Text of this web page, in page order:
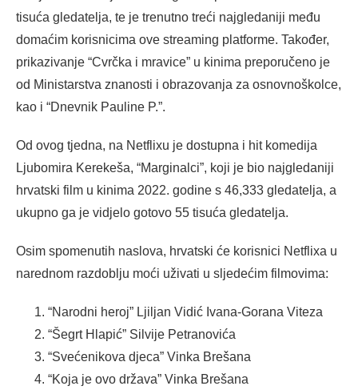
tisuća gledatelja, te je trenutno treći najgledaniji među
domaćim korisnicima ove streaming platforme. Također,
prikazivanje “Cvrčka i mravice” u kinima preporučeno je
od Ministarstva znanosti i obrazovanja za osnovnoškolce,
kao i “Dnevnik Pauline P.”.
Od ovog tjedna, na Netflixu je dostupna i hit komedija
Ljubomira Kerekeša, “Marginalci”, koji je bio najgledaniji
hrvatski film u kinima 2022. godine s 46,333 gledatelja, a
ukupno ga je vidjelo gotovo 55 tisuća gledatelja.
Osim spomenutih naslova, hrvatski će korisnici Netflixa u
narednom razdoblju moći uživati u sljedećim filmovima:
“Narodni heroj” Ljiljan Vidić Ivana-Gorana Viteza
“Šegrt Hlapić” Silvije Petranovića
“Svećenikova djeca” Vinka Brešana
“Koja je ovo država” Vinka Brešana